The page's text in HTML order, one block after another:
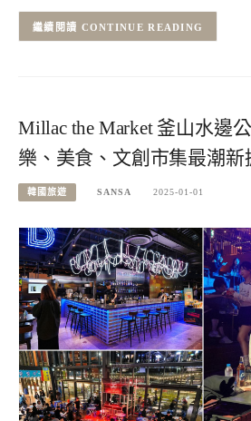
CONTINUE READING
Millac the Market 釜山水邊
樂、美食、文創市集最潮新
韓國旅遊 SANSA 2025-01-01